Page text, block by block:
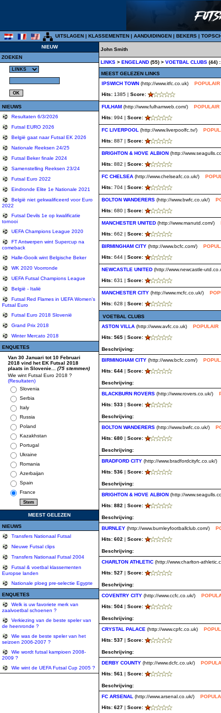
UITSLAGEN | KLASSEMENTEN | AANDUIDINGEN | BEKERS |
NIEUW
ZOEKEN
NIEUWS
Resultaten 6/3/2026
Futsal EURO 2026
België gaat naar Futsal EK 2026
Nationale Reeksen 24/25
Futsal Beker finale 2024
Samenstelling Reeksen 23/24
Futsal Euro 2022
Eindronde Elite 1e Nationale 2021
België niet gekwalificeerd voor Euro
2022
Futsal Devils 1e op kwalificatie
tornooi
UEFA Champions League 2020
FT Antwerpen wint Supercup na
comeback
Halle-Gooik wint Belgische Beker
WK 2020 Voorronde
UEFA Futsal Champions League
België - Italië
Futsal Red Flames in UEFA Women's
Futsal Euro
Futsal Euro 2018 Slovenië
Grand Prix 2018
Winter Mercato 2018
ENQUETES
Van 30 Januari tot 10 Februari
2018 vind het EK Futsal 2018
plaats in Slovenie... (75 stemmen)
Wie wint Futsal Euro 2018 ?
(Resultaten)
Slovenia
Serbia
Italy
Russia
Poland
Kazakhstan
Portugal
Ukraine
Romania
Azerbaijan
Spain
France
MEEST GELEZEN
NIEUWS
Transfers Nationaal Futsal
Nieuwe Futsal clips
Transfers Nationaal Futsal 2004
Futsal & voetbal klassementen
Europse landen
Nationale ploeg pre-selectie Egypte
ENQUETES
Welk is uw favoriete merk van
zaalvoetbal schoenen ?
Verkiezing van de beste speler van
de heenronde ?
Wie was de beste speler van het
seizoen 2006-2007 ?
Wie wordt futsal kampioen 2008-
2009 ?
Wie wint de UEFA Futsal Cup 2005 ?
John Smith
LINKS > ENGELAND (55) > VOETBAL CLUBS (44) :
MEEST GELEZEN LINKS
IPSWICH TOWN (http://www.itfc.co.uk)
POPULAIR
Hits: 1385 | Score:
FULHAM (http://www.fulhamweb.com/)
POPULAIR
Hits: 994 | Score:
FC LIVERPOOL (http://www.liverpoolfc.tv/)
Hits: 887 | Score:
BRIGHTON & HOVE ALBION (http://
Hits: 882 | Score:
FC CHELSEA (http://www.chelseafc.co.uk/)
Hits: 704 | Score:
BOLTON WANDERERS (http://www.bwfc.co.uk/)
Hits: 680 | Score:
MANCHESTER UNITED (http://www.manutd.com/)
Hits: 662 | Score:
BIRMINGHAM CITY (http://www.bcfc.com/)
Hits: 644 | Score:
NEWCASTLE UNITED (http://www.newcastle-
Hits: 631 | Score:
MANCHESTER CITY (http://www.mcfc.co.uk/)
Hits: 628 | Score:
VOETBAL CLUBS
ASTON VILLA (http://www.avfc.co.uk)
POPULAIR
Hits: 565 | Score:
Beschrijving:
BIRMINGHAM CITY (http://www.bcfc.com/)
Hits: 644 | Score:
Beschrijving:
BLACKBURN ROVERS (http://www.rovers.co.uk/)
Hits: 533 | Score:
Beschrijving:
BOLTON WANDERERS (http://www.bwfc.co.uk/)
Hits: 680 | Score:
Beschrijving:
BRADFORD CITY (http://www.bradfordcityfc.co.uk/)
Hits: 536 | Score:
Beschrijving:
BRIGHTON & HOVE ALBION (http://
Hits: 882 | Score:
Beschrijving:
BURNLEY (http://www.burnleyfootballclub.com/)
Hits: 602 | Score:
Beschrijving:
CHARLTON ATHLETIC (http://www.charlton-
Hits: 527 | Score:
Beschrijving:
COVENTRY CITY (http://www.ccfc.co.uk/)
Hits: 504 | Score:
Beschrijving:
CRYSTAL PALACE (http://www.cpfc.co.uk)
Hits: 537 | Score:
Beschrijving:
DERBY COUNTY (http://www.dcfc.co.uk/)
Hits: 561 | Score:
Beschrijving:
FC ARSENAL (http://www.arsenal.co.uk/)
Hits: 627 | Score: